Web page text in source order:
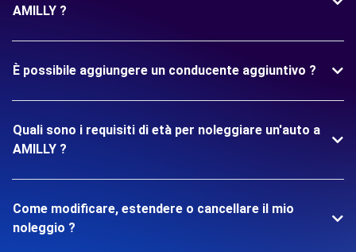
AMILLY ?
È possibile aggiungere un conducente aggiuntivo ?
Quali sono i requisiti di età per noleggiare un'auto a
AMILLY ?
Come modificare, estendere o cancellare il mio
noleggio ?